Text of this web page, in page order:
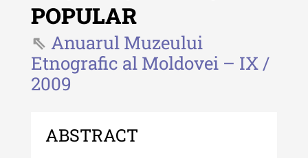
Indexul Complet
Buletinul ”Ioan Neculce” al Muzeului
de Istorie a Moldovei
Muzeului de Istorie a Moldovei -
XXIV / 2018
POPULAR
Anuarul Muzeului
Etnografic al Moldovei – IX /
2009
ABSTRACT